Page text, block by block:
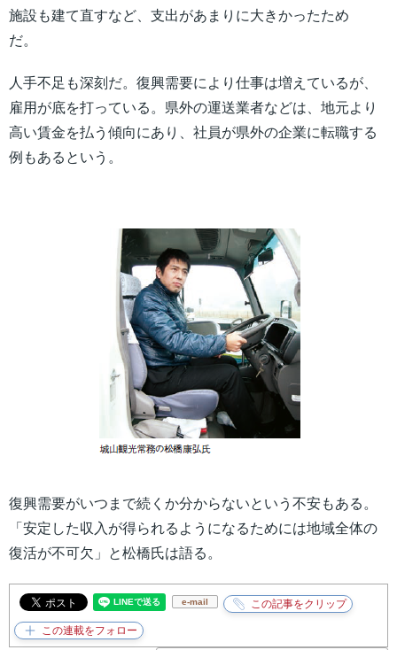
施設も建て直すなど、支出があまりに大きかったため
だ。
人手不足も深刻だ。復興需要により仕事は増えているが、
雇用が底を打っている。県外の運送業者などは、地元より
高い賃金を払う傾向にあり、社員が県外の企業に転職する
例もあるという。
復興需要がいつまで続くか分からないという不安もある。
「安定した収入が得られるようになるためには地域全体の
復活が不可欠」と松橋氏は語る。
e-mail